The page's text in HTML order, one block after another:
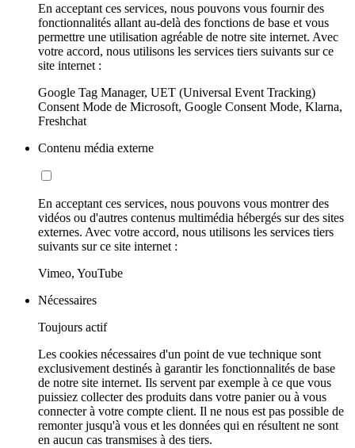
En acceptant ces services, nous pouvons vous fournir des
fonctionnalités allant au-delà des fonctions de base et vous
permettre une utilisation agréable de notre site internet. Avec
votre accord, nous utilisons les services tiers suivants sur ce
site internet :
Google Tag Manager, UET (Universal Event Tracking)
Consent Mode de Microsoft, Google Consent Mode, Klarna,
Freshchat
Contenu média externe
En acceptant ces services, nous pouvons vous montrer des
vidéos ou d'autres contenus multimédia hébergés sur des sites
externes. Avec votre accord, nous utilisons les services tiers
suivants sur ce site internet :
Vimeo, YouTube
Nécessaires
Toujours actif
Les cookies nécessaires d'un point de vue technique sont
exclusivement destinés à garantir les fonctionnalités de base
de notre site internet. Ils servent par exemple à ce que vous
puissiez collecter des produits dans votre panier ou à vous
connecter à votre compte client. Il ne nous est pas possible de
remonter jusqu'à vous et les données qui en résultent ne sont
en aucun cas transmises à des tiers.